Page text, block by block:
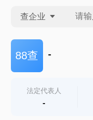
查企业
查企业
查产地
88查 -
法定代表人
-